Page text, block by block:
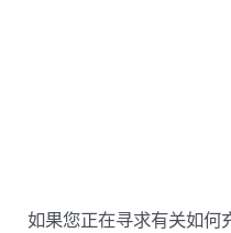
如果您正在寻求有关如何